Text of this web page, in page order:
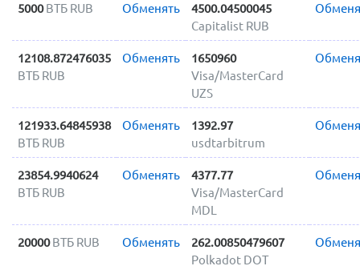
5000 ВТБ RUB Обменять
4500.04500045
Capitalist RUB
12108.872476035
ВТБ RUB
Обменять
1650960
Visa/MasterCard
UZS
121933.64845938
ВТБ RUB
Обменять
1392.97
usdtarbitrum
23854.9940624
ВТБ RUB
Обменять
4377.77
Visa/MasterCard
MDL
20000 ВТБ RUB Обменять
262.00850479607
Polkadot DOT